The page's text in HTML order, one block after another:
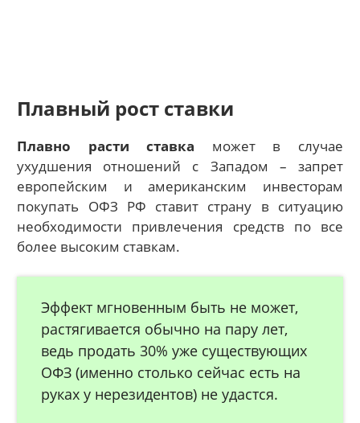
Плавный рост ставки
Плавно расти ставка может в случае
ухудшения отношений с Западом – запрет
европейским и американским инвесторам
покупать ОФЗ РФ ставит страну в ситуацию
необходимости привлечения средств по все
более высоким ставкам.
Эффект мгновенным быть не может,
растягивается обычно на пару лет,
ведь продать 30% уже существующих
ОФЗ (именно столько сейчас есть на
руках у нерезидентов) не удастся.